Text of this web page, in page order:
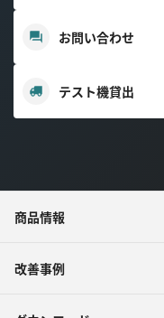
お問い合わせ
テスト機貸出
商品情報
改善事例